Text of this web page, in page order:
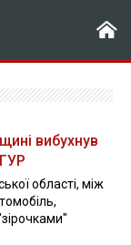
вибухнув
області, між